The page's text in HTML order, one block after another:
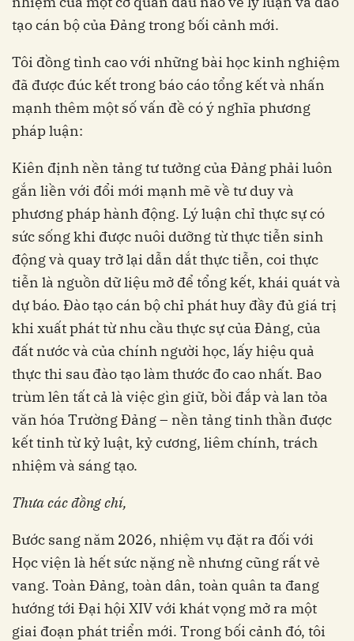
tạo cán bộ của Đảng trong bối cảnh mới.
Tôi đồng tình cao với những bài học kinh nghiệm
đã được đúc kết trong báo cáo tổng kết và nhấn
mạnh thêm một số vấn đề có ý nghĩa phương
pháp luận:
Kiên định nền tảng tư tưởng của Đảng phải luôn
gắn liền với đổi mới mạnh mẽ về tư duy và
phương pháp hành động. Lý luận chỉ thực sự có
sức sống khi được nuôi dưỡng từ thực tiễn sinh
động và quay trở lại dẫn dắt thực tiễn, coi thực
tiễn là nguồn dữ liệu mở để tổng kết, khái quát và
dự báo. Đào tạo cán bộ chỉ phát huy đầy đủ giá trị
khi xuất phát từ nhu cầu thực sự của Đảng, của
đất nước và của chính người học, lấy hiệu quả
thực thi sau đào tạo làm thước đo cao nhất. Bao
trùm lên tất cả là việc gìn giữ, bồi đắp và lan tỏa
văn hóa Trường Đảng – nền tảng tinh thần được
kết tinh từ kỷ luật, kỷ cương, liêm chính, trách
nhiệm và sáng tạo.
Thưa các đồng chí,
Bước sang năm 2026, nhiệm vụ đặt ra đối với
Học viện là hết sức nặng nề nhưng cũng rất vẻ
vang. Toàn Đảng, toàn dân, toàn quân ta đang
hướng tới Đại hội XIV với khát vọng mở ra một
giai đoạn phát triển mới. Trong bối cảnh đó, tôi